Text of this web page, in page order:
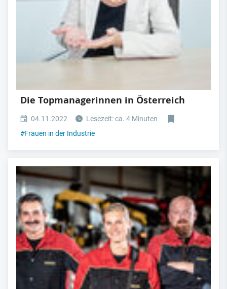
Die Topmanagerinnen in Österreich
04.11.2022
Lesezeit: ca. 4 Minuten
#Frauen in der Industrie